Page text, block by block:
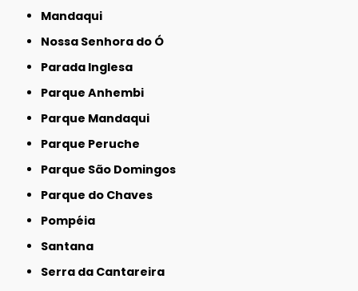
Mandaqui
Nossa Senhora do Ó
Parada Inglesa
Parque Anhembi
Parque Mandaqui
Parque Peruche
Parque São Domingos
Parque do Chaves
Pompéia
Santana
Serra da Cantareira